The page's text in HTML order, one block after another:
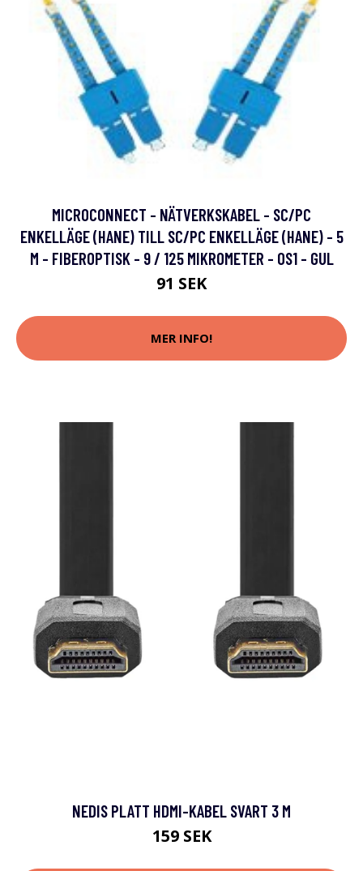
MICROCONNECT - NÄTVERKSKABEL - SC/PC
ENKELLÄGE (HANE) TILL SC/PC ENKELLÄGE (HANE) - 5
M - FIBEROPTISK - 9 / 125 MIKROMETER - OS1 - GUL
91 SEK
MER INFO!
NEDIS PLATT HDMI-KABEL SVART 3 M
159 SEK